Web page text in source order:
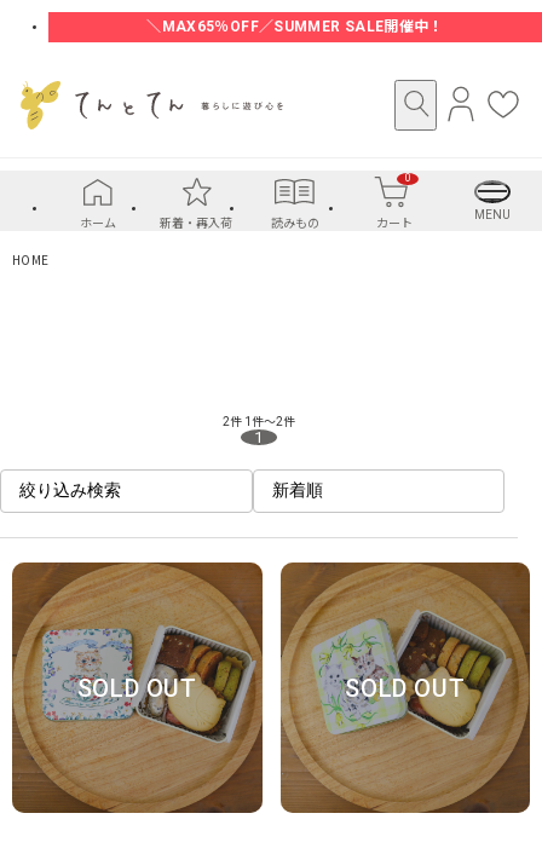
＼MAX65％OFF／SUMMER SALE開催中！
に
入
り
ホーム 新着・再入荷 読みもの カート
0
MENU
HOME
2件 1件～2件
1
絞り込み検索 新着順
SOLD OUT SOLD OUT